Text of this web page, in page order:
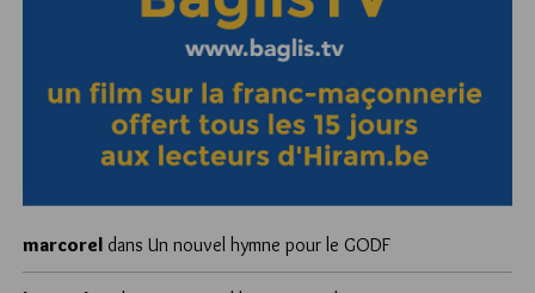
marcorel dans Un nouvel hymne pour le GODF